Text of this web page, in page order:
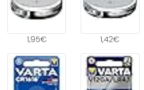
1,95€ 1,42€